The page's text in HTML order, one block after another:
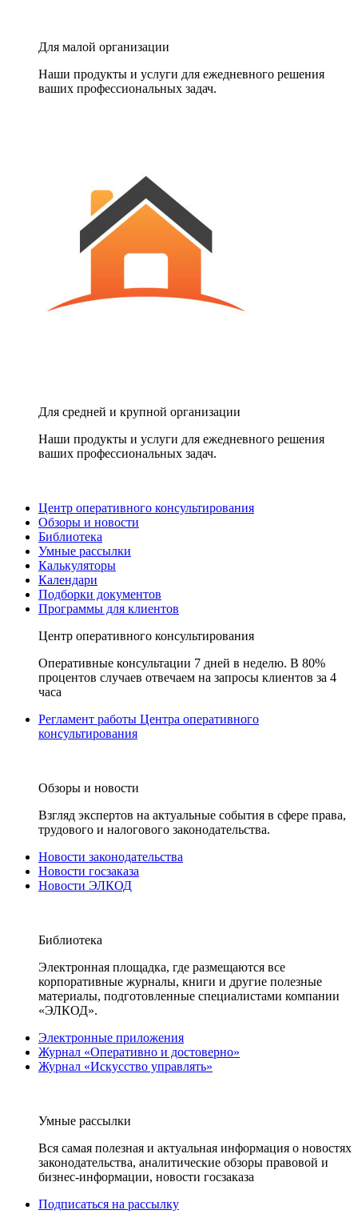
Для малой организации
Наши продукты и услуги для ежедневного решения
ваших профессиональных задач.
Для средней и крупной организации
Наши продукты и услуги для ежедневного решения
ваших профессиональных задач.
Центр оперативного консультирования
Обзоры и новости
Библиотека
Умные рассылки
Калькуляторы
Календари
Подборки документов
Программы для клиентов
Центр оперативного консультирования
Оперативные консультации 7 дней в неделю. В 80%
процентов случаев отвечаем на запросы клиентов за 4
часа
Регламент работы Центра оперативного
консультирования
Обзоры и новости
Взгляд экспертов на актуальные события в сфере права,
трудового и налогового законодательства.
Новости законодательства
Новости госзаказа
Новости ЭЛКОД
Библиотека
Электронная площадка, где размещаются все
корпоративные журналы, книги и другие полезные
материалы, подготовленные специалистами компании
«ЭЛКОД».
Электронные приложения
Журнал «Оперативно и достоверно»
Журнал «Искусство управлять»
Умные рассылки
Вся самая полезная и актуальная информация о новостях
законодательства, аналитические обзоры правовой и
бизнес-информации, новости госзаказа
Подписаться на рассылку